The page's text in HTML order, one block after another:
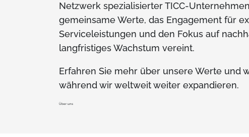
Netzwerk spezialisierter TICC-
gemeinsame Werte, das Engagement für
Serviceleistungen und den Fokus auf
langfristiges Wachstum vereint.
Erfahren Sie mehr über unsere Werte und
während wir weltweit weiter expandieren.
Über uns